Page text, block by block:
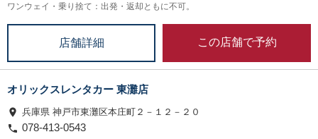
ワンウェイ・乗り捨て：出発・返却ともに不可。
店舗詳細 この店舗で予約
オリックスレンタカー 東灘店
兵庫県 神戸市東灘区本庄町２－１２－２０
078-413-0543